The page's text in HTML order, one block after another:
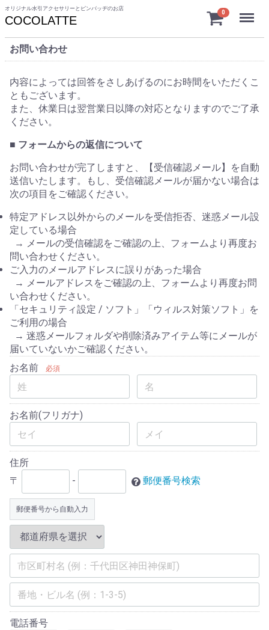
オリジナル水引アクセサリーとピンバッヂのお店
COCOLATTE
0 Menu
お問い合わせ
内容によっては回答をさしあげるのにお時間をいただくこ
ともございます。
また、休業日は翌営業日以降の対応となりますのでご了承
ください。
■ フォームからの返信について
お問い合わせが完了しますと、【受信確認メール】を自動
送信いたします。もし、受信確認メールが届かない場合は
次の項目をご確認ください。
特定アドレス以外からのメールを受信拒否、迷惑メール設
定している場合
→ メールの受信確認をご確認の上、フォームより再度お
問い合わせください。
ご入力のメールアドレスに誤りがあった場合
→ メールアドレスをご確認の上、フォームより再度お問
い合わせください。
「セキュリティ設定 / ソフト」「ウィルス対策ソフト」を
ご利用の場合
→ 迷惑メールフォルダや削除済みアイテム等にメールが
届いていないかご確認ください。
お名前
必須
お名前(フリガナ)
住所
〒
- 郵便番号検索
郵便番号から自動入力
電話番号